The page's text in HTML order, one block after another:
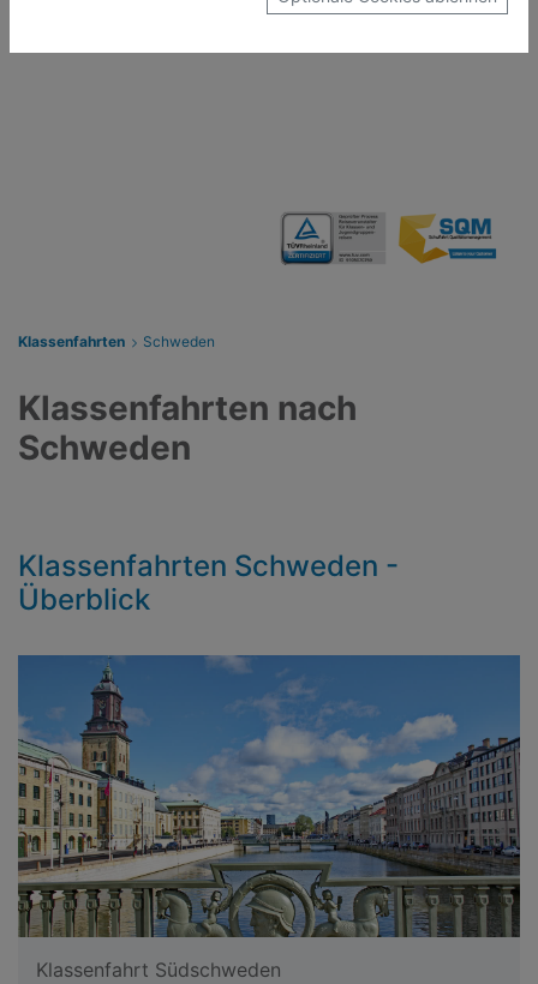
Klassenfahrten Schweden
Klassenfahrten nach
Schweden
Klassenfahrten Schweden -
Überblick
Klassenfahrt Südschweden